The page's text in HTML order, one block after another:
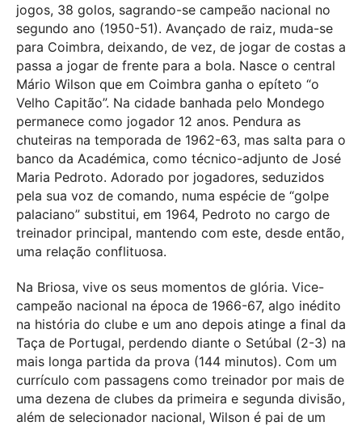
jogos, 38 golos, sagrando-se campeão nacional no
segundo ano (1950-51). Avançado de raiz, muda-se
para Coimbra, deixando, de vez, de jogar de costas a
passa a jogar de frente para a bola. Nasce o central
Mário Wilson que em Coimbra ganha o epíteto “o
Velho Capitão”. Na cidade banhada pelo Mondego
permanece como jogador 12 anos. Pendura as
chuteiras na temporada de 1962-63, mas salta para o
banco da Académica, como técnico-adjunto de José
Maria Pedroto. Adorado por jogadores, seduzidos
pela sua voz de comando, numa espécie de “golpe
palaciano” substitui, em 1964, Pedroto no cargo de
treinador principal, mantendo com este, desde então,
uma relação conflituosa.
Na Briosa, vive os seus momentos de glória. Vice-
campeão nacional na época de 1966-67, algo inédito
na história do clube e um ano depois atinge a final da
Taça de Portugal, perdendo diante o Setúbal (2-3) na
mais longa partida da prova (144 minutos). Com um
currículo com passagens como treinador por mais de
uma dezena de clubes da primeira e segunda divisão,
além de selecionador nacional, Wilson é pai de um